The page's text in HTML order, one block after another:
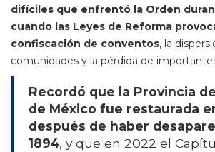
difíciles que enfrentó la Orden
cuando las Leyes de Reforma
confiscación de conventos, la
comunidades y la pérdida de
Recordó que la Provincia
de México fue restaurada
después de haber
1894, y que en 2022 el